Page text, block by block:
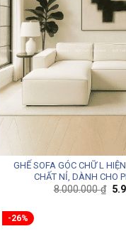
GHẾ SOFA GÓC CHỮ L
CHẤT NỈ, DÀNH CHO
8.000.000₫ Giá
-26%